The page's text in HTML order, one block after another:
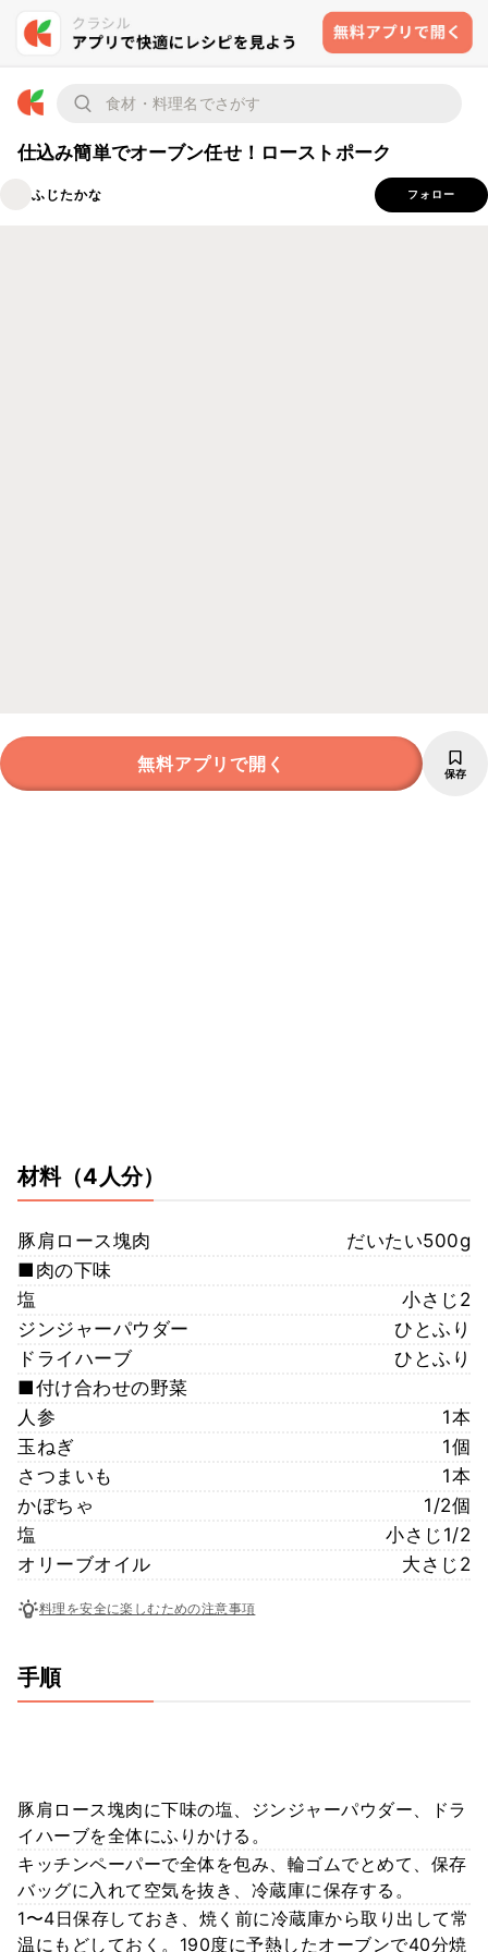
仕込み簡単でオーブン任せ！ローストポーク
ふじたかな フォロー
無料アプリで開く 保存
材料（4人分）
豚肩ロース塊肉
だいたい500g
■肉の下味
塩
小さじ2
ジンジャーパウダー
ひとふり
ドライハーブ
ひとふり
■付け合わせの野菜
人参
1本
玉ねぎ
1個
さつまいも
1本
かぼちゃ
1/2個
塩
小さじ1/2
オリーブオイル
大さじ2
料理を安全に楽しむための注意事項
手順
豚肩ロース塊肉に下味の塩、ジンジャーパウダー、ドラ
イハーブを全体にふりかける。
キッチンペーパーで全体を包み、輪ゴムでとめて、保存
バッグに入れて空気を抜き、冷蔵庫に保存する。
1〜4日保存しておき、焼く前に冷蔵庫から取り出して常
温にもどしておく。190度に予熱したオーブンで40分焼